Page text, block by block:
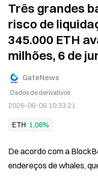
Três grandes
risco de
345.000 ETH
milhões, 6 de
GateNews
Dados de derivativos
2026-06-06 10:33:21
ETH 1,06%
De acordo com a
endereços de whales,